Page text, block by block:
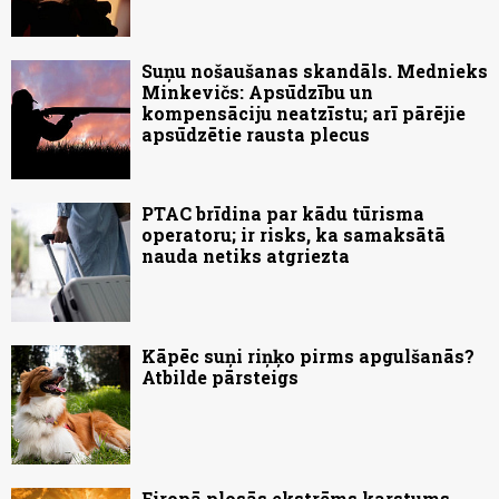
Suņu nošaušanas skandāls. Mednieks
Minkevičs: Apsūdzību un
kompensāciju neatzīstu; arī pārējie
apsūdzētie rausta plecus
PTAC brīdina par kādu tūrisma
operatoru; ir risks, ka samaksātā
nauda netiks atgriezta
Kāpēc suņi riņķo pirms apgulšanās?
Atbilde pārsteigs